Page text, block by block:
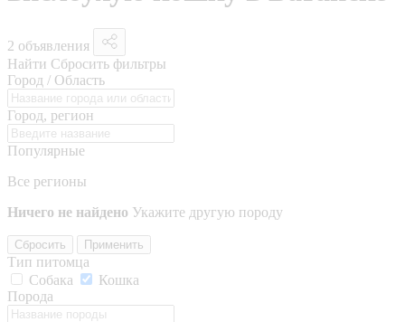
2 объявления
Найти Сбросить фильтры
Город / Область
Город, регион
Популярные
Все регионы
Ничего не найдено Укажите другую породу
Сбросить Применить
Тип питомца
Собака
Кошка
Порода